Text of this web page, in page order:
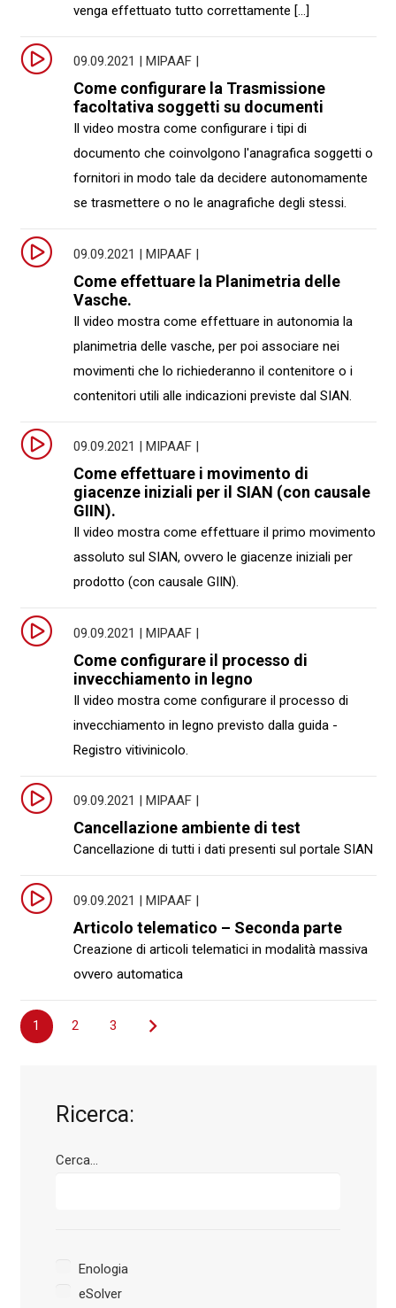
venga effettuato tutto correttamente [...]
09.09.2021 | MIPAAF |
Come configurare la Trasmissione
facoltativa soggetti su documenti
Il video mostra come configurare i tipi di
documento che coinvolgono l'anagrafica soggetti o
fornitori in modo tale da decidere autonomamente
se trasmettere o no le anagrafiche degli stessi.
09.09.2021 | MIPAAF |
Come effettuare la Planimetria delle
Vasche.
Il video mostra come effettuare in autonomia la
planimetria delle vasche, per poi associare nei
movimenti che lo richiederanno il contenitore o i
contenitori utili alle indicazioni previste dal SIAN.
09.09.2021 | MIPAAF |
Come effettuare i movimento di
giacenze iniziali per il SIAN (con causale
GIIN).
Il video mostra come effettuare il primo movimento
assoluto sul SIAN, ovvero le giacenze iniziali per
prodotto (con causale GIIN).
09.09.2021 | MIPAAF |
Come configurare il processo di
invecchiamento in legno
Il video mostra come configurare il processo di
invecchiamento in legno previsto dalla guida -
Registro vitivinicolo.
09.09.2021 | MIPAAF |
Cancellazione ambiente di test
Cancellazione di tutti i dati presenti sul portale SIAN
09.09.2021 | MIPAAF |
Articolo telematico – Seconda parte
Creazione di articoli telematici in modalità massiva
ovvero automatica
Navigazione
articoli
1 2 3
Ricerca:
Cerca...
Enologia
eSolver